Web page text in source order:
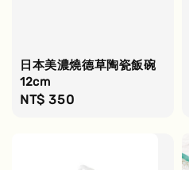
日本美濃燒德草陶瓷飯碗
12cm
Regular
NT$ 350